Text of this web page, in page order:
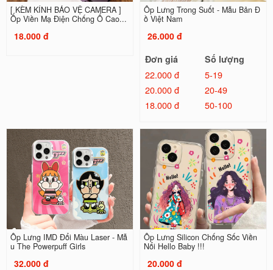
[ KÈM KÍNH BẢO VỆ CAMERA ]
Ốp Viền Mạ Điện Chống Ố Cao...
18.000 đ
Ốp Lưng Trong Suốt - Mẫu Bản Đ
ồ Việt Nam
26.000 đ
Đơn giá
Số lượng
22.000 đ
5-19
20.000 đ
20-49
18.000 đ
50-100
Ốp Lưng IMD Đổi Màu Laser - Mẫ
u The Powerpuff Girls
32.000 đ
Ốp Lưng Silicon Chống Sốc Viền
Nổi Hello Baby !!!
20.000 đ